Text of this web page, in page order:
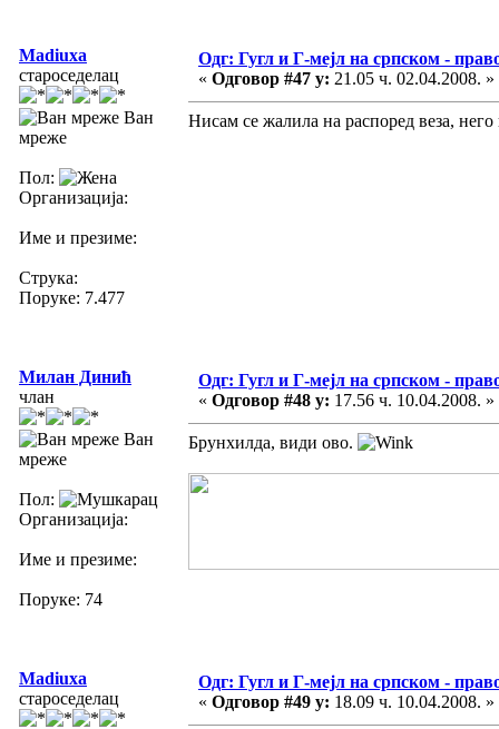
Madiuxa
староседелац
Ван
мреже
Пол:
Организација:
Име и презиме:
Струка:
Поруке: 7.477
Одг: Гугл и Г-мејл на српском -
« Одговор #47 у: 21.05 ч. 02.04.2008. »
Нисам се жалила на распоред веза,
Милан Динић
члан
Ван
мреже
Пол:
Организација:
Име и презиме:
Поруке: 74
Одг: Гугл и Г-мејл на српском -
« Одговор #48 у: 17.56 ч. 10.04.2008. »
Брунхилда, види ово.
Madiuxa
староседелац
Одг: Гугл и Г-мејл на српском -
« Одговор #49 у: 18.09 ч. 10.04.2008. »